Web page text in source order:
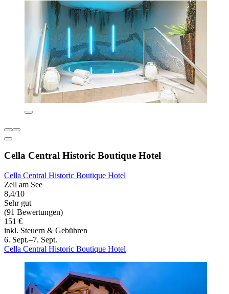
Cella Central Historic Boutique Hotel
Cella Central Historic Boutique Hotel
Zell am See
8,4/10
Sehr gut
(91 Bewertungen)
151 €
inkl. Steuern & Gebühren
6. Sept.–7. Sept.
Cella Central Historic Boutique Hotel